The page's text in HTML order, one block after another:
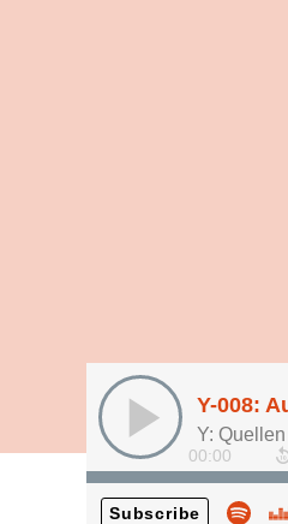
Y-008:
Y: Quellen
00:00
Subscribe